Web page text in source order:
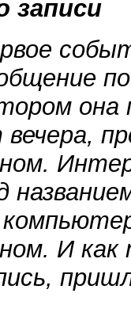
записи
она
И как